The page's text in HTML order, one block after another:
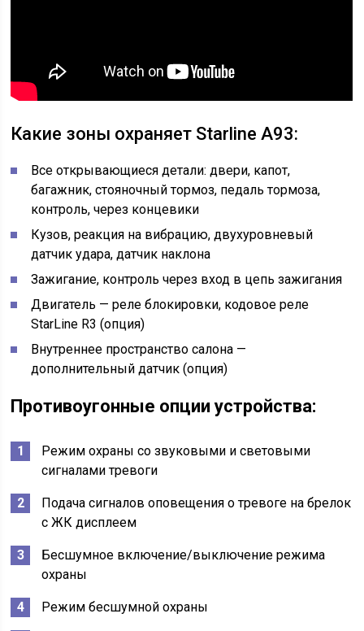
Какие зоны охраняет Starline A93:
Все открывающиеся детали: двери, капот,
багажник, стояночный тормоз, педаль тормоза,
контроль, через концевики
Кузов, реакция на вибрацию, двухуровневый
датчик удара, датчик наклона
Зажигание, контроль через вход в цепь зажигания
Двигатель — реле блокировки, кодовое реле
StarLine R3 (опция)
Внутреннее пространство салона —
дополнительный датчик (опция)
Противоугонные опции устройства:
Режим охраны со звуковыми и световыми
сигналами тревоги
Подача сигналов оповещения о тревоге на брелок
с ЖК дисплеем
Бесшумное включение/выключение режима
охраны
Режим бесшумной охраны